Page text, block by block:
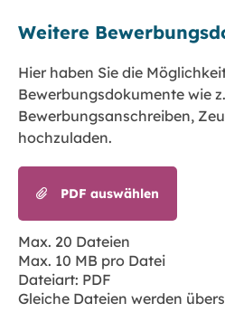
Weitere
Hier haben Sie die
Bewerbungsdokumente wie
Bewerbungsanschreiben,
hochzuladen.
PDF auswählen
Max. 20 Dateien
Max. 10 MB pro Datei
Dateiart: PDF
Gleiche Dateien werden